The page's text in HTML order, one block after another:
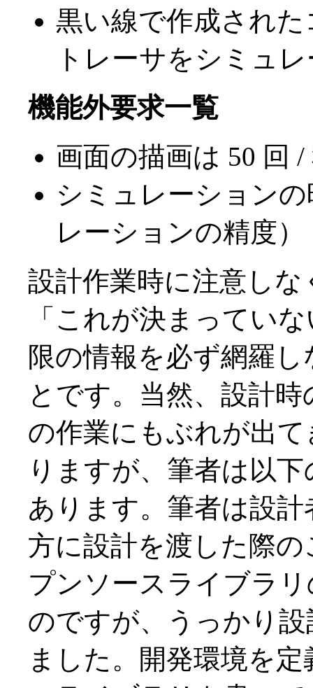
黒い線で作成され
トレーサをシミュ
機能外要求一覧
画面の描画は 50 回
シミュレーション
レーションの精度）
設計作業時に注意し
「これが決まってい
限の情報を必ず網羅
とです。当然、設計
の作業にもぶれが出
りますが、筆者は以
あります。筆者は設
方に設計を渡した際
プンソースライブラ
のですが、うっかり
ました。開発環境を